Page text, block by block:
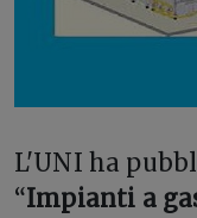
L'UNI ha
“Impianti a